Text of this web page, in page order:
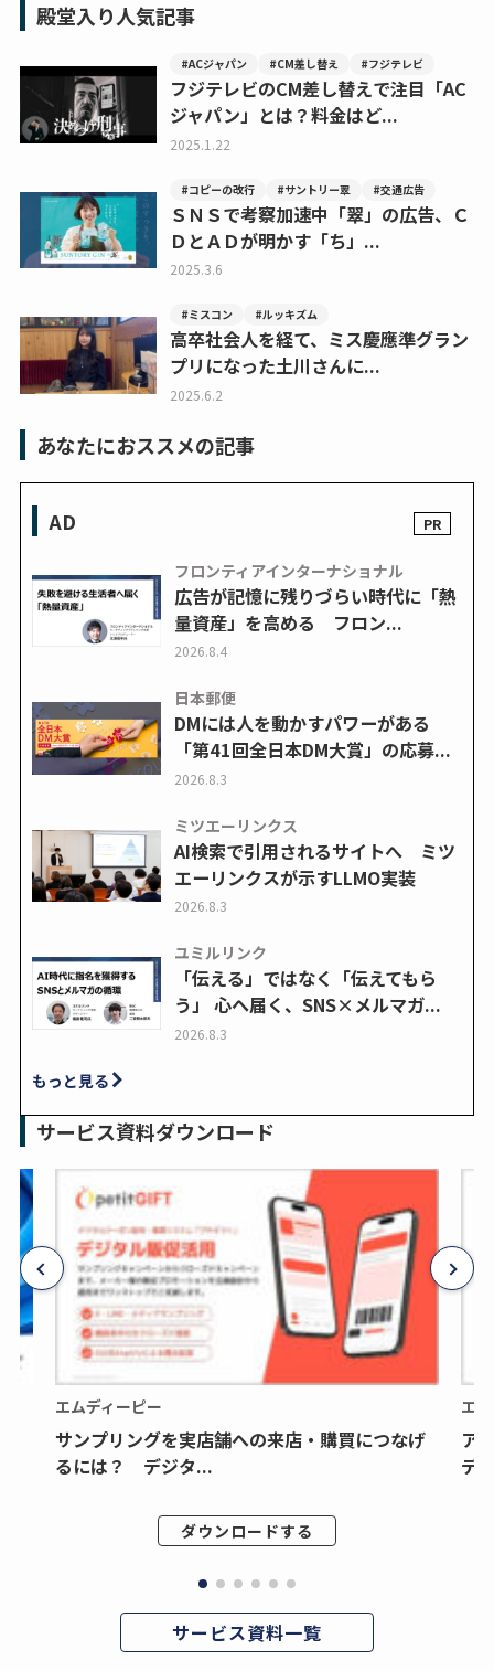
殿堂入り人気記事
#ACジャパン #CM差し替え #フジテレビ
フジテレビのCM差し替えで注目「AC
ジャパン」とは？料金はど...
2025.1.22
#コピーの改行 #サントリー翠 #交通広告
ＳＮＳで考察加速中「翠」の広告、Ｃ
ＤとＡＤが明かす「ち」...
2025.3.6
#ミスコン #ルッキズム
高卒社会人を経て、ミス慶應準グラン
プリになった土川さんに...
2025.6.2
あなたにおススメの記事
AD
フロンティアインターナショナル
広告が記憶に残りづらい時代に「熱
量資産」を高める フロン...
2026.8.4
日本郵便
DMには人を動かすパワーがある
「第41回全日本DM大賞」の応募...
2026.8.3
ミツエーリンクス
AI検索で引用されるサイトへ ミツ
エーリンクスが示すLLMO実装
2026.8.3
ユミルリンク
「伝える」ではなく「伝えてもら
う」 心へ届く、SNS×メルマガ...
2026.8.3
もっと見る
サービス資料ダウンロード
エムディーピー
サンプリングを実店舗への来店・購買につなげ
るには？ デジタ...
ダウンロードする
エ
ア
デ
サービス資料一覧